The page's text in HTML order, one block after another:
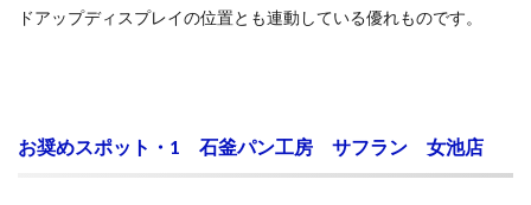
ドアップディスプレイの位置とも連動している優れものです。
お奨めスポット・1 石釜パン工房 サフラン 女池店